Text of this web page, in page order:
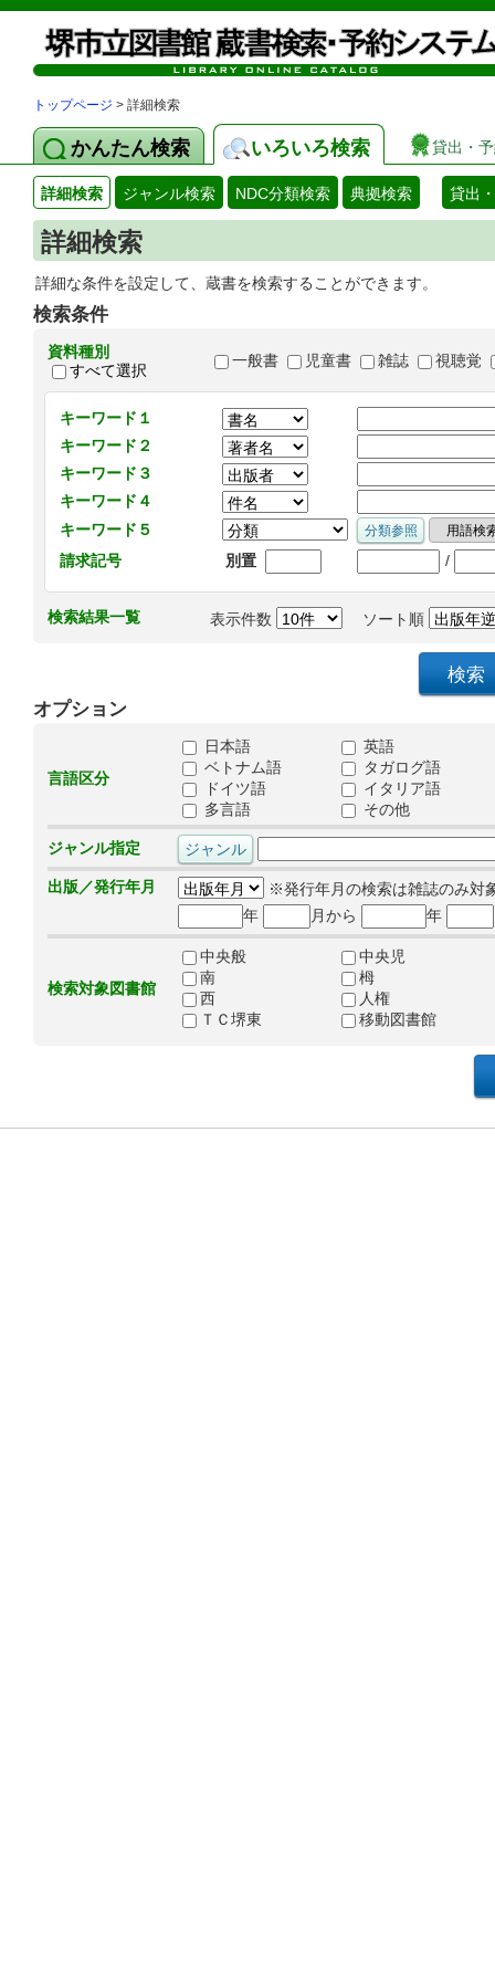
トップページ > 詳細検索
かんたん検索 いろいろ検索 貸出・
詳細検索 ジャンル検索 NDC分類検索 典拠検索 貸出
詳細検索
詳細な条件を設定して、蔵書を検索することができます。
検索条件
資料種別
すべて選択
一般書 児童書 雑誌 視聴覚
キーワード１
キーワード２
キーワード３
キーワード４
キーワード５
請求記号
別置 /
検索結果一覧 表示件数 ソート順
オプション
言語区分
日本語
英語
ベトナム語
タガログ語
ドイツ語
イタリア語
多言語
その他
ジャンル指定
出版／発行年月
※発行年月の検索は雑誌のみ対
年
月から 年
検索対象図書館
中央般
中央児
南
栂
西
人権
ＴＣ堺東
移動図書館